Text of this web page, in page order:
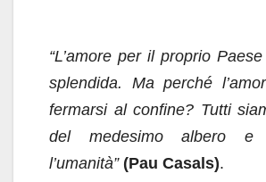
e
b
o
o
k
s
A
p
p
e
dI
n
di
vi
di
“L’amore per il proprio
splendida. Ma perché
fermarsi al confine? Tutti
del medesimo albero e
l’umanità” (Pau Casals).